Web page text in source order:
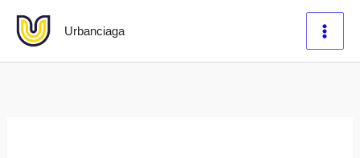
Lewati
konten
Urbanciaga